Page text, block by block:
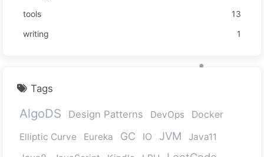
tools
13
writing
1
Tags
AlgoDS Design Patterns DevOps
Docker
Elliptic Curve
Eureka GC IO JVM
Java11